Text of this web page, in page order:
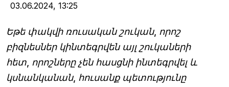
03.06.2024, 13:25
Եթե փակվի ռուսական շուկան, որոշ
բիզնեսներ կինտեգրվեն այլ շուկաների
հետ, որոշները չեն հասցնի ինտեգրվել և
կսնանկանան, հուսանք պետությունը